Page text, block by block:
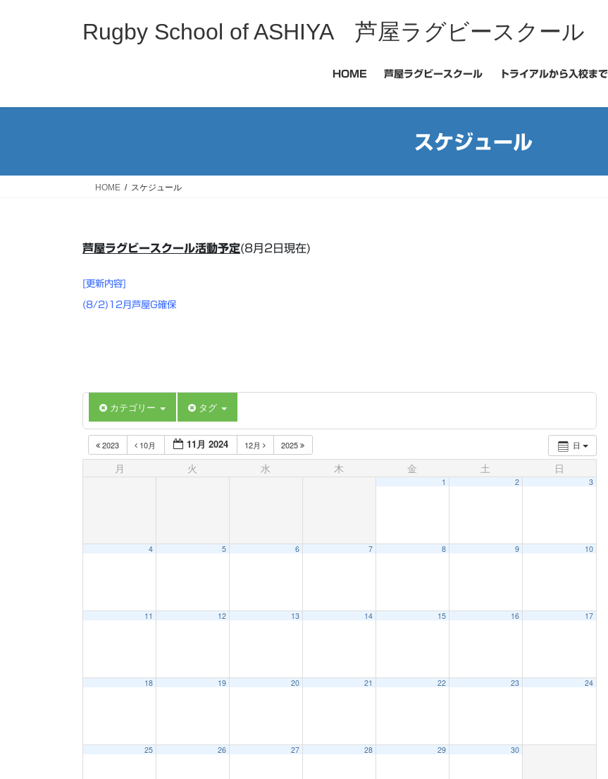
ス
ン
Rugby School of ASHIYA 芦屋ラグビースクール
HOME 芦屋ラグビースクール トライアルから入校まで
スケジュール
HOME スケジュール
芦屋ラグビースクール活動予定(8月2日現在)
[更新内容]
(8/2)12月芦屋G確保
カテゴリー タグ
日
2023 10月 11月 2024 12月 2025
月 火 水 木 金 土 日
1 2 3
4 5 6 7 8 9 10
11 12 13 14 15 16 17
18 19 20 21 22 23 24
25 26 27 28 29 30